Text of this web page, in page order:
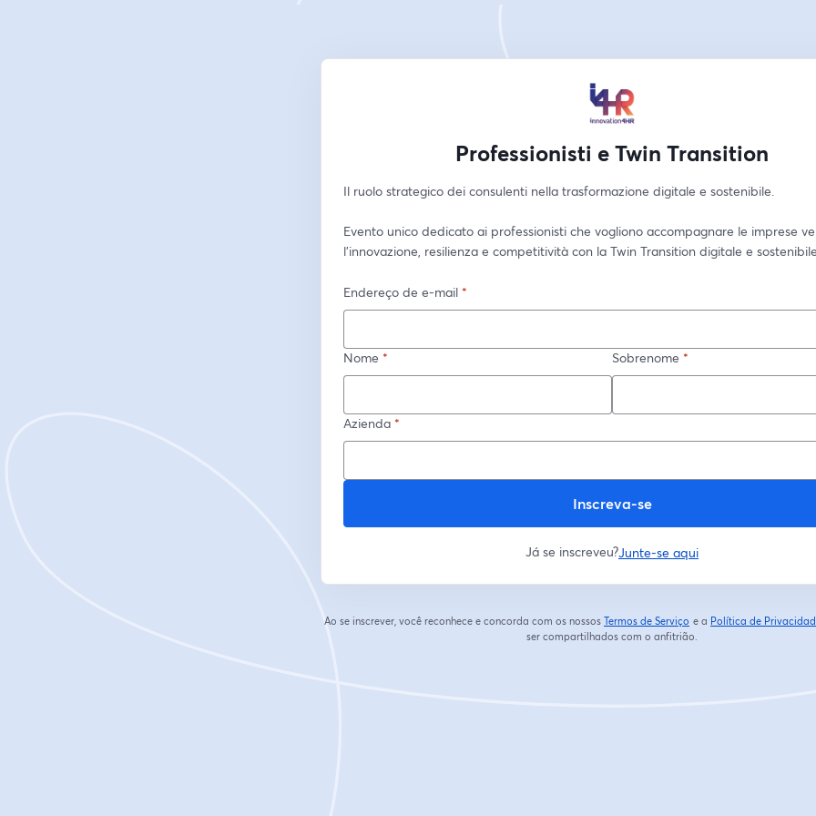
Professionisti e Twin Transition
Il ruolo strategico dei consulenti nella trasformazione digitale e sostenibile.
Evento unico dedicato ai professionisti che vogliono accompagnare le imprese
l'innovazione, resilienza e competitività con la Twin Transition digitale e sostenibile
Endereço de e-mail *
Nome * Sobrenome *
Azienda *
Inscreva-se
Já se inscreveu?Junte-se aqui
Ao se inscrever, você reconhece e concorda com os nossos Termos de Serviço
abre em uma nova guia
e a Política de
ser compartilhados com o anfitrião.